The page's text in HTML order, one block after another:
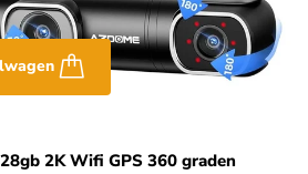
2K Wifi GPS 360 graden